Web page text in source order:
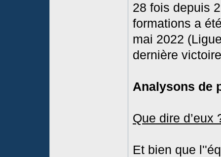
28 fois depuis
formations a
mai 2022
dernière
Analysons de
Que dire d’eux
Et bien que